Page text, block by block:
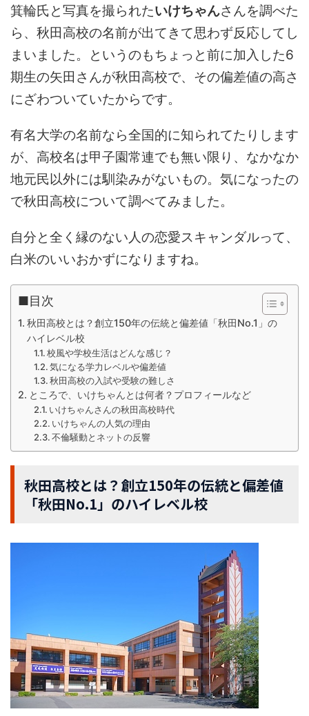
箕輪氏と写真を撮られたいけちゃんさんを調べた
ら、秋田高校の名前が出てきて思わず反応してし
まいました。というのもちょっと前に加入した6
期生の矢田さんが秋田高校で、その偏差値の高さ
にざわついていたからです。
有名大学の名前なら全国的に知られてたりします
が、高校名は甲子園常連でも無い限り、なかなか
地元民以外には馴染みがないもの。気になったの
で秋田高校について調べてみました。
自分と全く縁のない人の恋愛スキャンダルって、
白米のいいおかずになりますね。
■目次
秋田高校とは？創立150年の伝統と偏差値「秋田No.1」の
ハイレベル校
校風や学校生活はどんな感じ？
気になる学力レベルや偏差値
秋田高校の入試や受験の難しさ
ところで、いけちゃんとは何者？プロフィールなど
いけちゃんさんの秋田高校時代
いけちゃんの人気の理由
不倫騒動とネットの反響
秋田高校とは？創立150年の伝統と偏差値
「秋田No.1」のハイレベル校